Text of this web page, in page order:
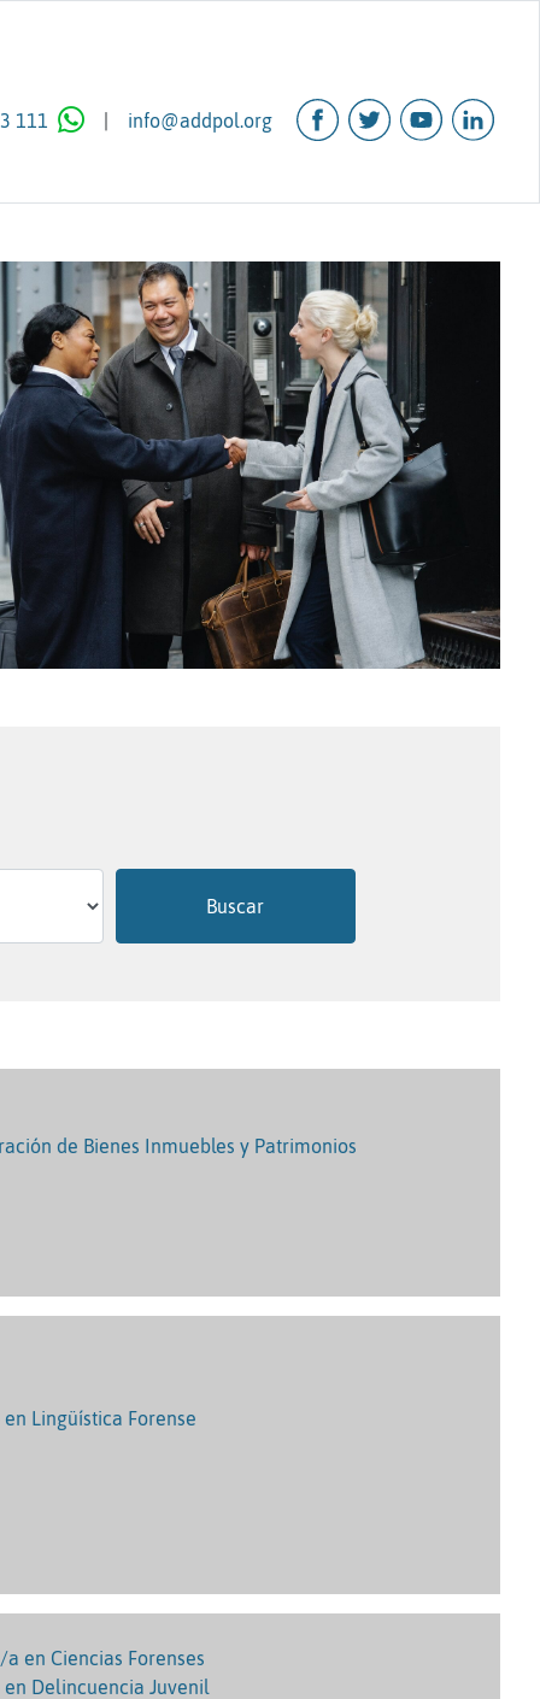
111 info@addpol.org
Buscar
de Bienes Inmuebles y Patrimonios
Lingüística Forense
en Ciencias Forenses
Delincuencia Juvenil